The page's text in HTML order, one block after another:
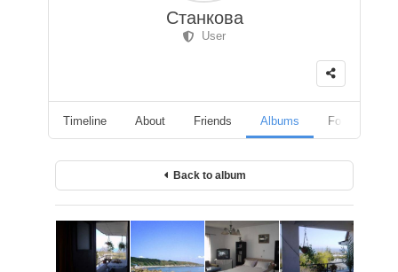
Станкова
User
Timeline About Friends Albums Followers
Back to album